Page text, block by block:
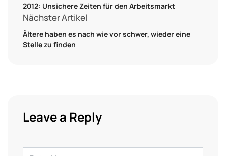
2012: Unsichere Zeiten für den Arbeitsmarkt
Nächster Artikel
Ältere haben es nach wie vor schwer, wieder eine
Stelle zu finden
Leave a Reply